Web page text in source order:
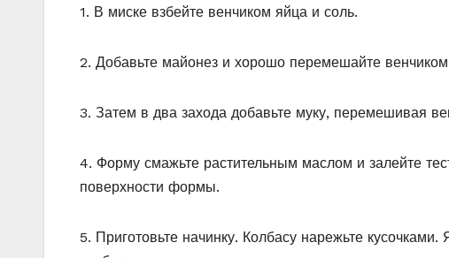
1. В миске взбейте венчиком яйца и соль.
2. Добавьте майонез и хорошо перемешайте
3. Затем в два захода добавьте муку, перемешивая
4. Форму смажьте растительным маслом и залейте
поверхности формы.
5. Приготовьте начинку. Колбасу нарежьте